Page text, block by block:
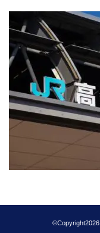
©Copyright2026